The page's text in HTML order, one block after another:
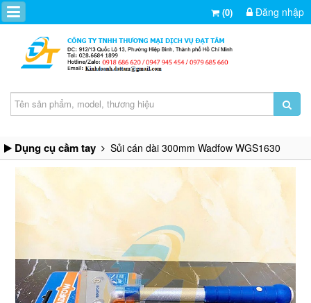
(0) Đăng nhập
Dụng cụ cầm tay Sủi cán dài 300mm Wadfow WGS1630